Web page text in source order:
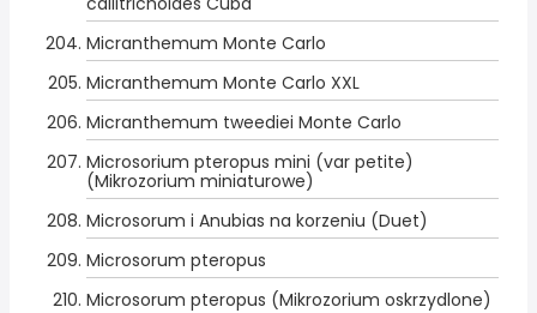
Micranthemum Monte Carlo
Micranthemum Monte Carlo XXL
Micranthemum tweediei Monte Carlo
Microsorium pteropus mini (var petite)
(Mikrozorium miniaturowe)
Microsorum i Anubias na korzeniu (Duet)
Microsorum pteropus
Microsorum pteropus (Mikrozorium oskrzydlone)